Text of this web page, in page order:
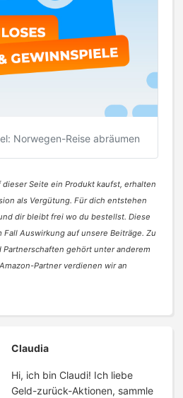
Norwegen-Reise abräumen
Seite ein Produkt kaufst, erhalten
als Vergütung. Für dich entstehen
dir bleibt frei wo du bestellst. Diese
Auswirkung auf unsere Beiträge. Zu
gehört unter anderem
Partner verdienen wir an
Claudia
Hi, ich bin Claudi! Ich liebe
Geld-zurück-Aktionen, sammle